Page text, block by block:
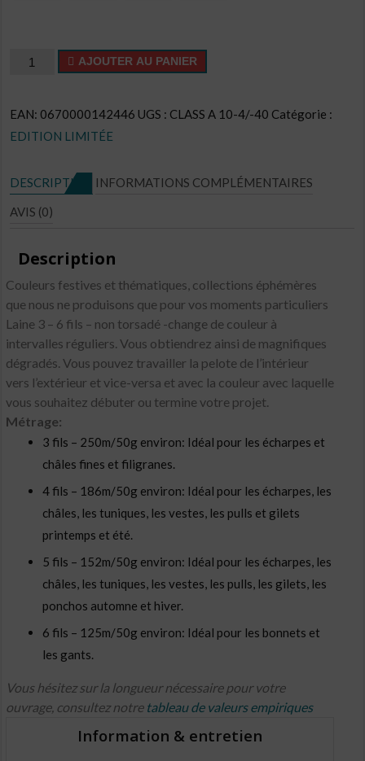
quantité
AJOUTER AU PANIER
EAN: 0670000142446 UGS : CLASS A 10-4/-40 Catégorie :
EDITION LIMITÉE
DESCRIPTION
INFORMATIONS COMPLÉMENTAIRES
AVIS (0)
Description
Couleurs festives et thématiques, collections éphémères
que nous ne produisons que pour vos moments particuliers
Laine 3 – 6 fils – non torsadé -change de couleur à
intervalles réguliers. Vous obtiendrez ainsi de magnifiques
dégradés. Vous pouvez travailler la pelote de l’intérieur
vers l’extérieur et vice-versa et avec la couleur avec laquelle
vous souhaitez débuter ou termine votre projet.
Métrage:
3 fils – 250m/50g environ: Idéal pour les écharpes et
châles fines et filigranes.
4 fils – 186m/50g environ: Idéal pour les écharpes, les
châles, les tuniques, les vestes, les pulls et gilets
printemps et été.
5 fils – 152m/50g environ: Idéal pour les écharpes, les
châles, les tuniques, les vestes, les pulls, les gilets, les
ponchos automne et hiver.
6 fils – 125m/50g environ: Idéal pour les bonnets et
les gants.
Vous hésitez sur la longueur nécessaire pour votre
ouvrage, consultez notre tableau de valeurs empiriques
Information & entretien